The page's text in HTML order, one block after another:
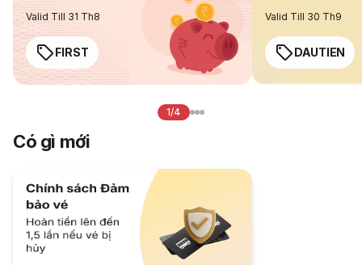
Valid Till 31 Th8
FIRST
Valid Till 30 Th9
DAUTIEN
1/4
Có gì mới